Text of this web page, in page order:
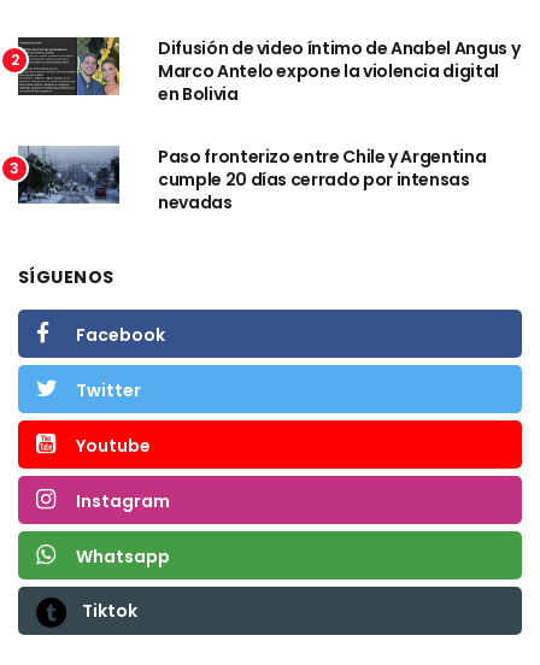
2
Difusión de video íntimo de Anabel Angus y
Marco Antelo expone la violencia digital
en Bolivia
3
Paso fronterizo entre Chile y Argentina
cumple 20 días cerrado por intensas
nevadas
SÍGUENOS
Facebook
Twitter
Youtube
Instagram
Whatsapp
Tiktok